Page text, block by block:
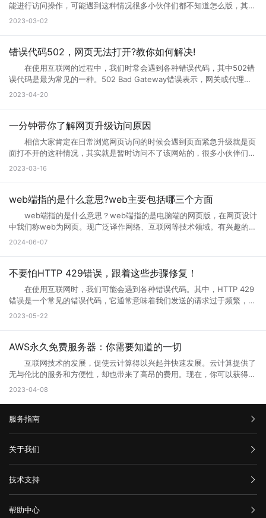
能进行访问操作，可能遇到这种情况很多小伙伴们都不知道怎么版，其实
互联网网页在正常使用过程中是不会出现这种问题的。那么如果遇到页面
问页面，就是用户们正在访问的网页正在进行升级，暂时不可能进行访问
者们会通过升级访问提升网页的流畅度，让大家后续访问过程中更加顺
畅。这样上网就不会太卡了。 页面访问界面升级通知怎么设置出现页
面访问升级通知中，可以首先打开这个永久访问页面，然后点击升级按
钮，点击升级以后，网络就会自动的升级的，如果手机不会自动升级的
次，通过以上方式就可以打开需要访问的页面。 页面访问升级出
错? 有几个情况会导致这个现象出现： 1.你的网速过慢，网页代
码没有完全下载就运行了，导致不完整，当然就错误了。请刷新。 2.
器。 4.你的IE浏览器缓存出错，请右键点击桌面IE浏览器，选择属
性，在常规页面里，点击删除文件这个按钮，选择全部删除，并且点击删
分代码没有完全下载就提示浏览器完毕，导致错误。 你可以多刷新，或
者换一个网速比较好的时候访问(前提是这个网站是个大网站，不会出现
问题2) 6.qq空间目前在升级5.0版本，会出现一点小问题..请不用担
网站问题，也有可能只是网站正在升级，升级也是为了更好的保证用户访
问以及使用体验。当然也是为了安全性能，服务器软件功能会随着版本的
更新而提升。当现有的网站功能不能满足访问需求的时候也会及时升级提
2023-03-02
错误代码502，网页无法打开?教你如何解决!
在使用互联网的过程中，我们时常会遇到各种错误代码，其中502错
误代码是最为常见的一种。502 Bad Gateway错误表示，网关或代理服
务无法将请求发送到上游服务器。那么，错误代码502是什么意思?错误
到的响应无效或不完整。通常，这种情况发生在文件太大或处理速度太慢
被发送到它的代理服务器。如果代理服务器在尝试访问网站时无法从上游
服务器获取完整的响应，则会生成502错误代码。 502错误代码通常
是由代理服务器、网关或负载均衡器等设备导致的，而不是由您的计算机
或网络连接引起的。这意味着您只能为自己的网络连接做些有限的调整，
游服务器返回的响应无效或不完整 当请求通过代理服务器到达上游服
务器时，服务器有时会出现响应故障。这可能是因为服务器正在忙于处理
请求，或者因为出现其他问题造成了响应不完整。如果代理服务器无法从
未正确配置，则会导致出现502错误。如果代理服务器或网关未得到正确
配置，将无法正常地从上游服务器获取响应。 3、网络连接问题
果您的互联网连接出现问题或受到网络中断的干扰，则可能导致您的请求
无法成功连接到代理服务器或网关，这会导致错误代码502的出现。
三、如何解决错误代码502 1、刷新页面 首先尝试刷新网页。因
您的网络连接是否正常。您可以尝试与其他网站进行通信，以确定问题是
否出现在本地网络连接中。如果您的其他网站可以工作，但一个特定的网
站不起作用，那么很可能是这个网站出现了502错误。 3、清除浏览
使用其他网络连接 尝试切换到其他网络连接，例如在使用Wi-Fi时尝
试使用移动数据。通过使用其他网络连接，您可以确定是否存在网络连接
需要联系网站管理员寻求帮助。他们可以告诉您更多关于错误代码502的
信息，并提供解决方法。 在互联网时代，我们经常会遇到502错误代
码。这意味着请求未能正确连接到上游服务器，通常是由代理服务器、网
关或网络连接问题引起的。为了解决这个问题，我们可以尝试刷新网页、
检查网络连接、清除浏览器缓存、暂时使用其他网络连接或联系网站管理
员。希望本文能帮助您了解并解决错误代码502问题。
2023-04-20
一分钟带你了解网页升级访问原因
相信大家肯定在日常浏览网页访问的时候会遇到页面紧急升级就是页
面打不开的这种情况，其实就是暂时访问不了该网站的，很多小伙伴们搞
不清楚网页升级访问是什么意思，也不知道网页升级访问原因?其实这种
小编一起来详细了解下吧! 网页升级访问是什么意思? 所谓的网页
问等操作，一般来说互联网的网页使用过程中会出现各种问题的，网页建
设者们会通过升级访问提升网页的流畅度，让大家后续访问过程中更加顺
畅。 网页升级访问升级原因 1、 每个网站的站长都是希望把自己
的网站做大做强的，当网站的流量高了以后网站的后台服务器可能无法接
问网站。 2、 网站营运一段时间后，由于网络技术的发展以及网络服
务器环境的改变，原网页可能出现兼容性、功能与用户体验上的缺陷，为
了更长远的发展就需要升级访问页面了。 3、 现在的网络发展很快，
对于网站优化：网站进行META标记优化,W3C标准优化,搜索引擎优化等
合理优化操作，使网站在页面的布局、结构与内容方面都对用户与搜索引
站的安全与维护：页面安全方面的升级能有效的防止黑客入侵，造成网站
破坏，数据损坏，商业机密泄露，客户资料丢失等损失;页面升级对于内
容更新调整，网页X信息清理，网络速度提升等网站维护操作;定期检查企
数据被误删或遭病毒感染、黑客破坏后，通过技术手段尽力抢救，争取恢
复。 以上就是关于页面升级访问的原因以及解决方法全部内容，其实
很多网站都是需要升级优化的，为了的就是可以满足各种用户的需求，也
务器无法接纳新用户访问的时候，更需要及时进行页面访问升级，希望本
2023-03-16
web端指的是什么意思?web主要包括哪三个方面
web端指的是什么意思？web端指的是电脑端的网页版，在网页设计
中我们称web为网页。现广泛译作网络、互联网等技术领域。有兴趣的小
伙伴赶紧跟着小编一起学习下。 web端指的是什么意思？ “Web
各种类型的应用程序或服务，包括网页应用、在线商店、社交媒体平台、
Google Chrome、Mozilla Firefox、Microsoft Edge等）在用户的计算
机或移动设备上运行。Web端的优势之一是它的跨平台性，因为用户只需
要一个支持Web浏览器的设备即可访问和使用。 这意味着无论是在桌
面电脑、笔记本电脑、平板电脑还是智能手机上，只需打开浏览器并输入
本地应用程序，Web端的应用程序不需要在用户设备上安装，而是通过互
联网直接提供服务。这使得Web端应用程序的更新和维护更加方便，用户
可以享受到实时的功能更新和改进。 web主要包括哪三个方面？
构：指的是网页的骨架，即HTML代码，它定义了网页的基本结构和内
即CSS（级联样式表）的使用。CSS用于控制网页的布局、颜色、字体等
视觉效果，使网页看起来更加美观和吸引人。 行为：指的是网页与用
户交互的方式，即JavaScript的使用。JavaScript是一种脚本语言，它允
许网页对用户的操作做出响应，如点击按钮、滚动页面等，从而提供更加
丰富的交互体验。 这三个方面相互依赖，共同决定了Web的外观、功
能和用户体验。 web端指的是什么意思？看完文章就能清楚知道了，
2024-06-07
不要怕HTTP 429错误，跟着这些步骤修复！
在使用互联网时，我们可能会遇到各种错误代码。其中，HTTP 429
错误是一个常见的错误代码，它通常意味着我们发送的请求过于频繁，服
务器无法响应。那么你知道什么是HTTP 429错误?HTTP 429错误如何修
户端发送的请求次数过于频繁。这种错误通常发生在需要进行频繁请求的
返回一个状态码，用于表示请求的结果。HTTP 429错误对应的状态码是
429。当客户端发送的请求超过服务器限制时，服务器就会返回这个状态
码。 二、为什么会出现HTTP 429错误? HTTP 429错误通常是由
以下原因造成的： 1. 请求过于频繁：当客户端发送的请求过于频繁
时，服务器无法处理这么多请求，就会返回HTTP 429错误。 2. 服务
器限制：有些服务器为了防止恶意攻击，会设置一些限制，例如每秒钟只
允许发送一定数量的请求。如果客户端发送的请求超过了这个限制，服务
器就会返回HTTP 429错误。 3. 网络不稳定：如果网络不稳定，客户
取以下一些方法来修复： 1. 增加请求间隔时间：当客户端发送的请求
过于频繁时，可以增加请求间隔时间，减少请求的数量。 2. 减少请
量，以满足服务器的限制要求。 3. 检查API调用的频率：如果HTTP
2023-05-22
AWS永久免费服务器：你需要知道的一切
互联网技术的发展，促使云计算得以兴起并快速发展。云计算提供了
无与伦比的服务和方便性，却也带来了高昂的费用。现在，你可以获得一
些AWS永久免费服务器，使你能够在开发和测试新的应用程序时节省不少
Web Services)是亚马逊提供的一种基于云平台的服务。AWS永久免费计
计算服务。免费计划提供750个小时的EC2实例。 2. Amazon S3：
在AWS上创建和管理存储桶，对于不超过5GB的数据存储和处理是免费
的。 3. AWS Lambda：以事件驱动的方式在云中运行代码，免费计
计划提供每月25个WCU和25个RCU。 5. Amazon Glacier：用于非
2023-04-08
服务指南
汇款信息
购买流程
服务条款
关于我们
公司介绍
举报中心
隐私声明
技术支持
网站备案
帮助中心